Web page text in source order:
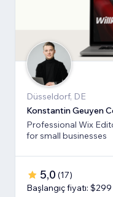
Düsseldorf, DE
Konstantin Geuyen
Professional Wix
for small businesses
5,0 (17)
Başlangıç fiyatı: $299